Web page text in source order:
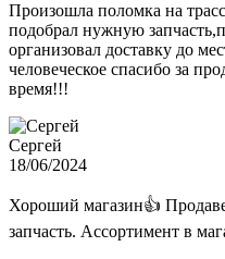
Произошла поломка на
подобрал нужную
организовал доставку до
человеческое спасибо за
время!!!
Сергей
18/06/2024
Хороший магазин👍
запчасть. Ассортимент в